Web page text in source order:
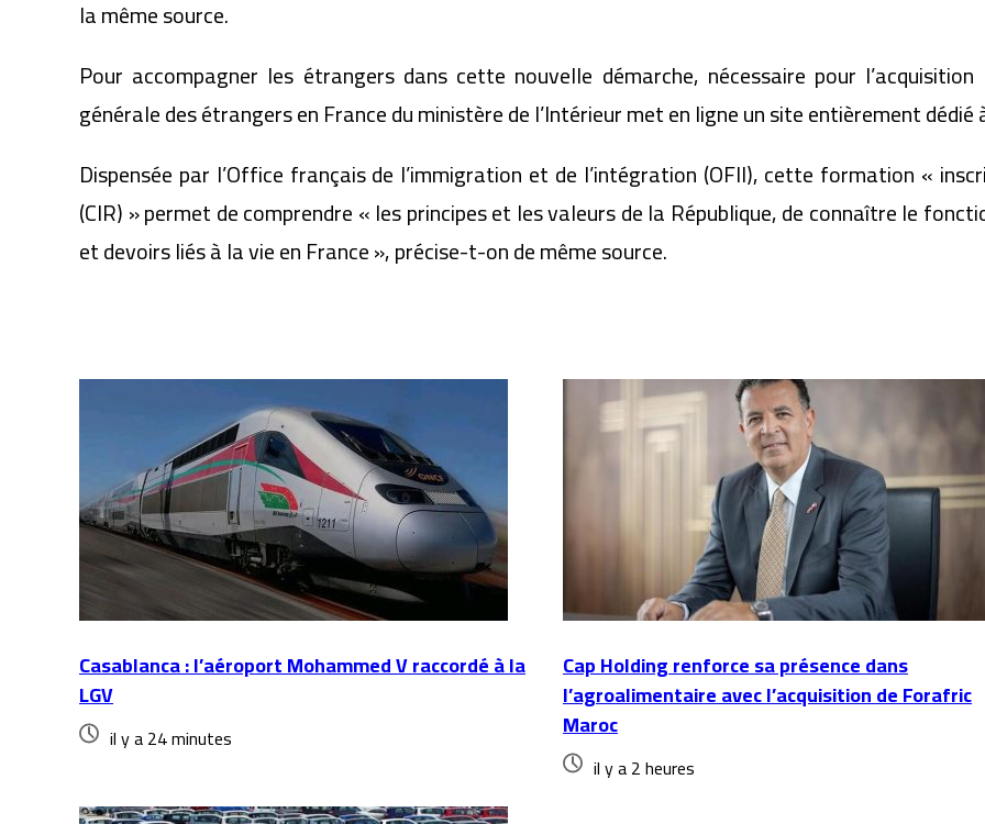
la même source.
Pour accompagner les étrangers dans cette nouvelle démarche, nécessaire pour
générale des étrangers en France du ministère de l’Intérieur met en ligne un site entièrement
Dispensée par l’Office français de l’immigration et de l’intégration (OFII), cette formation «
(CIR) » permet de comprendre « les principes et les valeurs de la République, de connaître le
et devoirs liés à la vie en France », précise-t-on de même source.
Casablanca : l’aéroport Mohammed V raccordé à la
LGV
il y a 24 minutes
Cap Holding renforce sa présence dans
l’agroalimentaire avec l’acquisition de Forafric
Maroc
il y a 2 heures